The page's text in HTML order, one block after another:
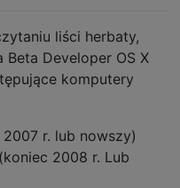
liści herbaty,
Developer OS X
komputery
2007 r. lub nowszy)
2008 r. Lub